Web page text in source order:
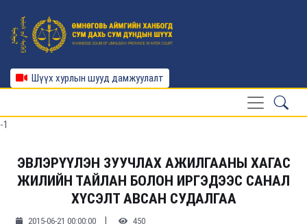
Шүүх хурлын шууд дамжуулалт
-1
ЭВЛЭРҮҮЛЭН ЗУУЧЛАХ АЖИЛГААНЫ ХАГАС
ЖИЛИЙН ТАЙЛАН БОЛОН ИРГЭДЭЭС САНАЛ
ХҮСЭЛТ АВСАН СУДАЛГАА
2015-06-21 00:00:00 450